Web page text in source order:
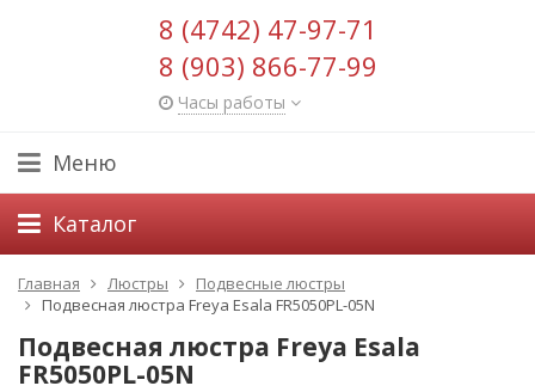
8 (4742) 47-97-71
8 (903) 866-77-99
Часы работы
Меню
Каталог
Главная Люстры
Подвесные люстры
Подвесная люстра Freya Esala FR5050PL-05N
Подвесная люстра Freya Esala
FR5050PL-05N